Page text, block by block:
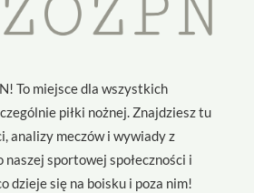
To miejsce dla wszystkich
piłki nożnej. Znajdziesz tu
analizy meczów i wywiady z
naszej sportowej społeczności i
dzieje się na boisku i poza nim!